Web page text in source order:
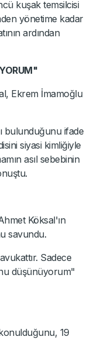
kuşak temsilcisi
yönetime kadar
ardından
Ekrem İmamoğlu
bulunduğunu ifade
siyasi kimliğiyle
asıl sebebinin
Köksal'ın
savundu.
Sadece
düşünüyorum"
19